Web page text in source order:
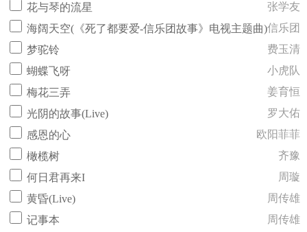
花与琴的流星
张学友
海阔天空(《死了都要爱-信乐团故事》电视主题曲)信乐团
梦驼铃
费玉清
蝴蝶飞呀
小虎队
梅花三弄
姜育恒
光阴的故事(Live)
罗大佑
感恩的心
欧阳菲菲
橄榄树
齐豫
何日君再来I
周璇
黄昏(Live)
周传雄
记事本
周传雄